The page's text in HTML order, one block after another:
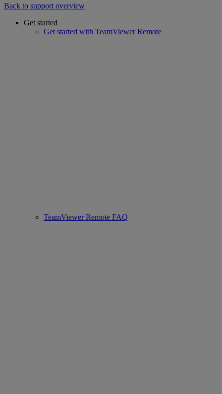
Back to support overview
Get started
Get started with TeamViewer Remote
TeamViewer Remote FAQ